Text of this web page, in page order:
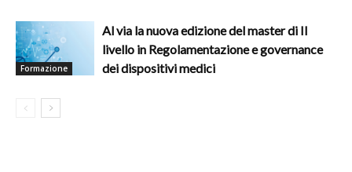
Formazione
Al via la nuova edizione del master di II
livello in Regolamentazione e governance
dei dispositivi medici